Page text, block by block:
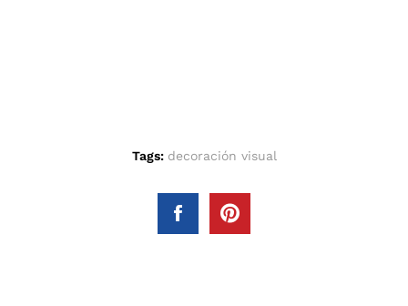
Tags: decoración visual